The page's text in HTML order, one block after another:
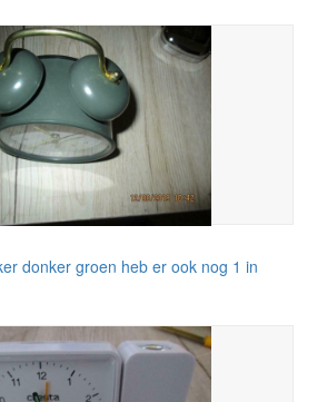
donker groen heb er ook nog 1 in